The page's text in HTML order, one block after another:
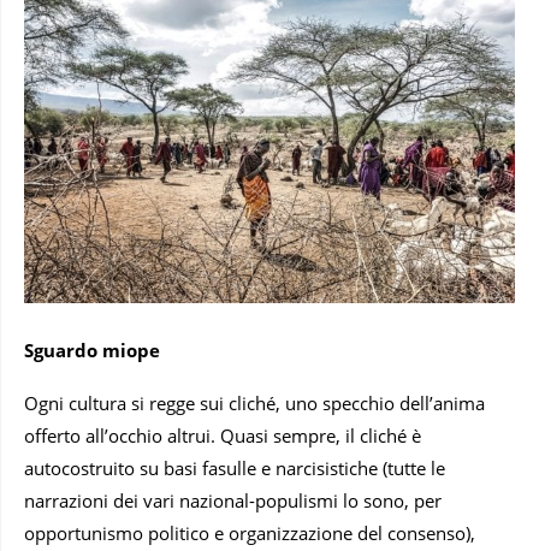
Sguardo miope
Ogni cultura si regge sui cliché, uno specchio dell’anima
offerto all’occhio altrui. Quasi sempre, il cliché è
autocostruito su basi fasulle e narcisistiche (tutte le
narrazioni dei vari nazional-populismi lo sono, per
opportunismo politico e organizzazione del consenso),